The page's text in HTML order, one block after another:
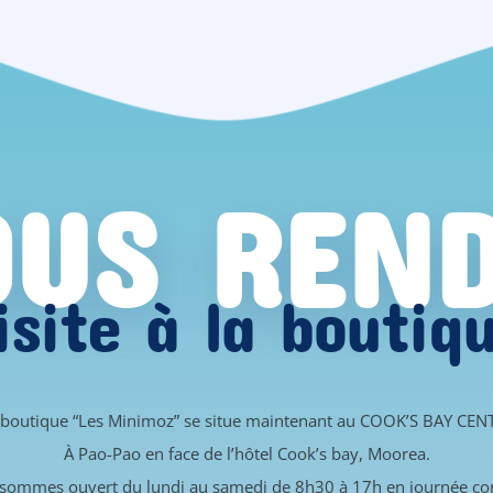
à la
“Les Minimoz” se situe maintenant au COOK’S BAY
À Pao-Pao en face de l’hôtel Cook’s bay, Moorea.
ouvert du lundi au samedi de 8h30 à 17h en journée